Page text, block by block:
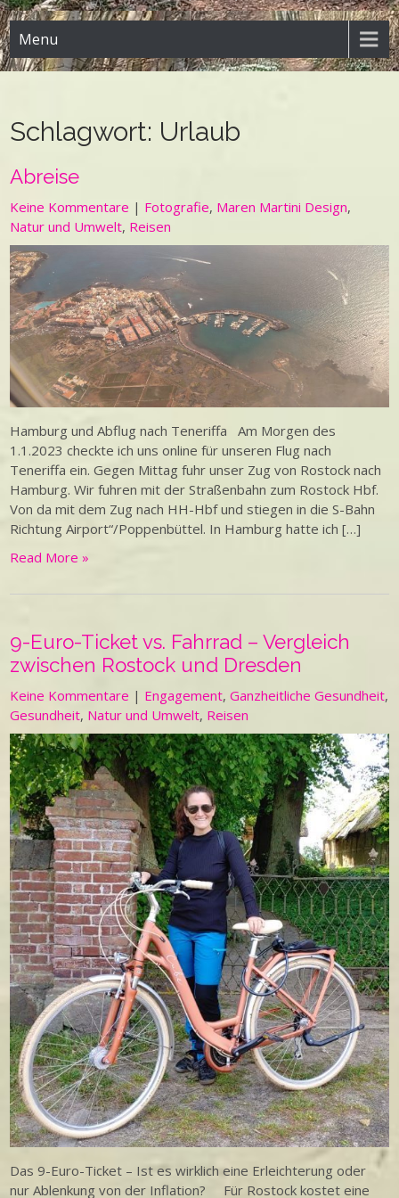
Menu
Schlagwort: Urlaub
Abreise
Keine Kommentare | Fotografie, Maren Martini Design,
Natur und Umwelt, Reisen
Hamburg und Abflug nach Teneriffa Am Morgen des
1.1.2023 checkte ich uns online für unseren Flug nach
Teneriffa ein. Gegen Mittag fuhr unser Zug von Rostock nach
Hamburg. Wir fuhren mit der Straßenbahn zum Rostock Hbf.
Von da mit dem Zug nach HH-Hbf und stiegen in die S-Bahn
Richtung Airport“/Poppenbüttel. In Hamburg hatte ich […]
Read More »
9-Euro-Ticket vs. Fahrrad – Vergleich
zwischen Rostock und Dresden
Keine Kommentare | Engagement,Ganzheitliche Gesundheit,
Gesundheit, Natur und Umwelt, Reisen
Das 9-Euro-Ticket – Ist es wirklich eine Erleichterung oder
nur Ablenkung von der Inflation? Für Rostock kostet eine